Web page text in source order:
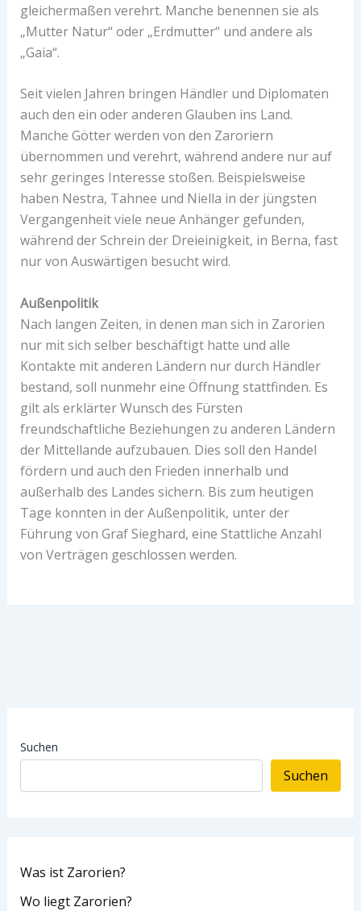
gleichermaßen verehrt. Manche benennen sie als
„Mutter Natur“ oder „Erdmutter“ und andere als
„Gaia“.
Seit vielen Jahren bringen Händler und Diplomaten
auch den ein oder anderen Glauben ins Land.
Manche Götter werden von den Zaroriern
übernommen und verehrt, während andere nur auf
sehr geringes Interesse stoßen. Beispielsweise
haben Nestra, Tahnee und Niella in der jüngsten
Vergangenheit viele neue Anhänger gefunden,
während der Schrein der Dreieinigkeit, in Berna, fast
nur von Auswärtigen besucht wird.
Außenpolitik
Nach langen Zeiten, in denen man sich in Zarorien
nur mit sich selber beschäftigt hatte und alle
Kontakte mit anderen Ländern nur durch Händler
bestand, soll nunmehr eine Öffnung stattfinden. Es
gilt als erklärter Wunsch des Fürsten
freundschaftliche Beziehungen zu anderen Ländern
der Mittellande aufzubauen. Dies soll den Handel
fördern und auch den Frieden innerhalb und
außerhalb des Landes sichern. Bis zum heutigen
Tage konnten in der Außenpolitik, unter der
Führung von Graf Sieghard, eine Stattliche Anzahl
von Verträgen geschlossen werden.
Suchen
Suchen
Was ist Zarorien?
Wo liegt Zarorien?